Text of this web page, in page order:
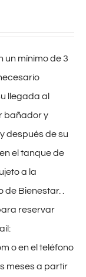
un mínimo de 3
llegada al
bañador y
después de su
el tanque de
a la
Bienestar. .
reservar
o en el teléfono
meses a partir